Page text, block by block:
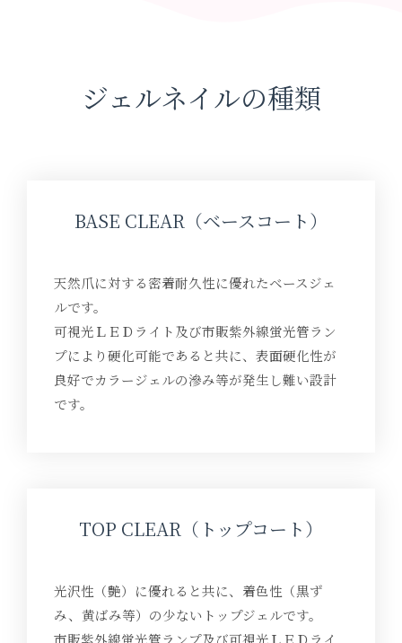
ジェルネイルの種類
BASE CLEAR（ベースコート）
天然爪に対する密着耐久性に優れたベースジェ
ルです。
可視光ＬＥＤライト及び市販紫外線蛍光管ラン
プにより硬化可能であると共に、表面硬化性が
良好でカラージェルの滲み等が発生し難い設計
です。
TOP CLEAR（トップコート）
光沢性（艶）に優れると共に、着色性（黒ず
み、黄ばみ等）の少ないトップジェルです。
市販紫外線蛍光管ランプ及び可視光ＬＥＤライ